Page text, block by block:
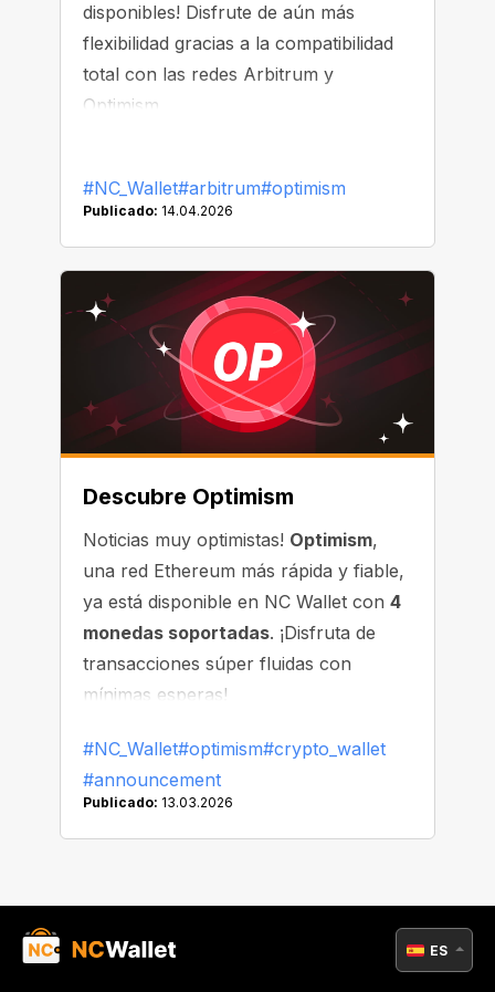
disponibles! Disfrute de aún más
flexibilidad gracias a la compatibilidad
total con las redes Arbitrum y
Optimism.
#NC_Wallet#arbitrum#optimism
Publicado: 14.04.2026
Descubre Optimism
Noticias muy optimistas! Optimism,
una red Ethereum más rápida y fiable,
ya está disponible en NC Wallet con 4
monedas soportadas. ¡Disfruta de
transacciones súper fluidas con
mínimas esperas!
#NC_Wallet#optimism#crypto_wallet
#announcement
Publicado: 13.03.2026
ES